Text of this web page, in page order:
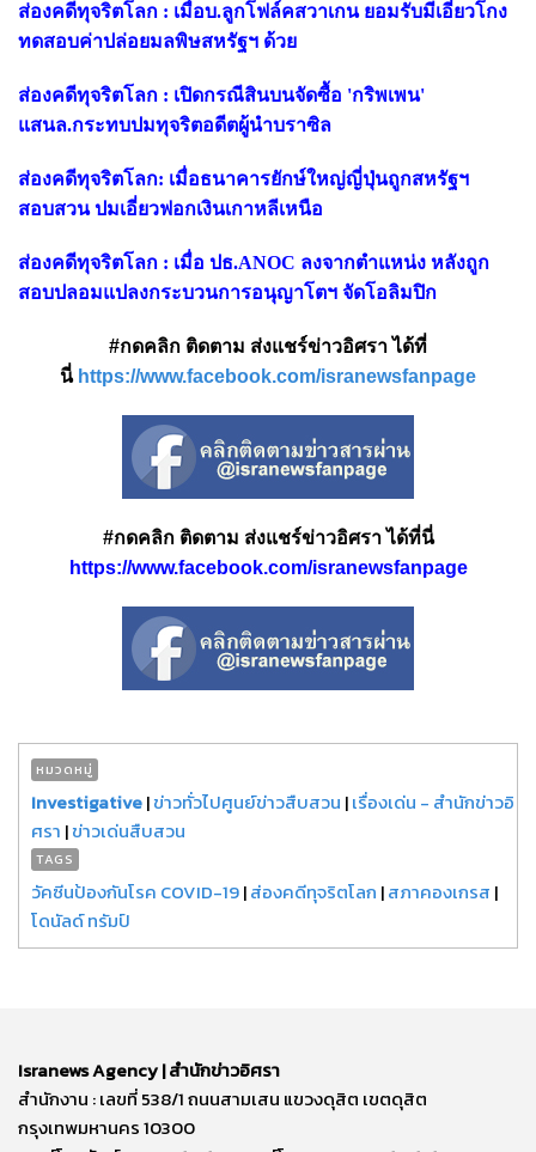
ส่องคดีทุจริตโลก : เมื่อบ.ลูกโฟล์คสวาเกน ยอมรับมีเอี่ยวโกง
ทดสอบค่าปล่อยมลพิษสหรัฐฯ ด้วย
ส่องคดีทุจริตโลก : เปิดกรณีสินบนจัดซื้อ 'กริพเพน'
แสนล.กระทบปมทุจริตอดีตผู้นำบราซิล
ส่องคดีทุจริตโลก: เมื่อธนาคารยักษ์ใหญ่ญี่ปุ่นถูกสหรัฐฯ
สอบสวน ปมเอี่ยวฟอกเงินเกาหลีเหนือ
ส่องคดีทุจริตโลก : เมื่อ ปธ.ANOC ลงจากตำแหน่ง หลังถูก
สอบปลอมแปลงกระบวนการอนุญาโตฯ จัดโอลิมปิก
#กดคลิก ติดตาม ส่งแชร์ข่าวอิศรา ได้ที่
นี่ https://www.facebook.com/isranewsfanpage
#กดคลิก ติดตาม ส่งแชร์ข่าวอิศรา ได้ที่นี่
https://www.facebook.com/isranewsfanpage
หมวดหมู่
Investigative|ข่าวทั่วไปศูนย์ข่าวสืบสวน |เรื่องเด่น - สำนักข่าวอิ
ศรา |ข่าวเด่นสืบสวน
TAGS
วัคซีนป้องกันโรค COVID-19|ส่องคดีทุจริตโลก |สภาคองเกรส |
โดนัลด์ ทรัมป์
Isranews Agency | สำนักข่าวอิศรา
สำนักงาน : เลขที่ 538/1 ถนนสามเสน แขวงดุสิต เขตดุสิต
กรุงเทพมหานคร 10300